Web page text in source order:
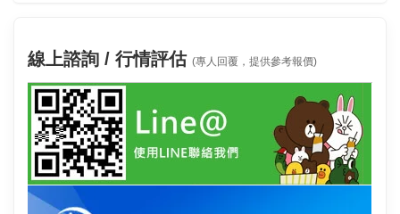
線上諮詢 / 行情評估 (專人回覆，提供參考報價)